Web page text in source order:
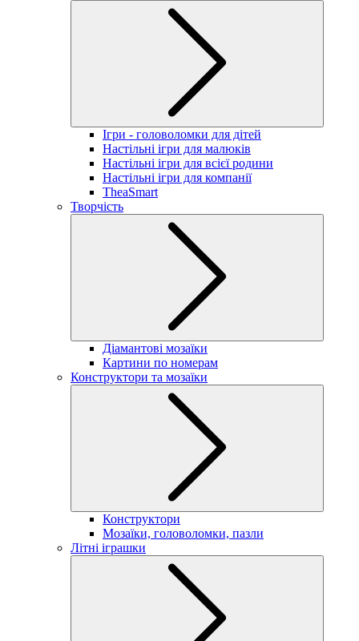
Ігри - головоломки для дітей
Настільні ігри для малюків
Настільні ігри для всієї родини
Настільні ігри для компанії
TheaSmart
Творчість
Діамантові мозаїки
Картини по номерам
Конструктори та мозаїки
Конструктори
Мозаїки, головоломки, пазли
Літні іграшки